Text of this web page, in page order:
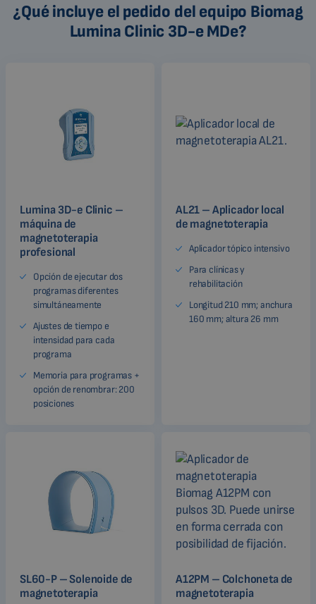
¿Qué incluye el pedido del equipo Biomag
Lumina Clinic 3D-e MDe?
Lumina 3D-e Clinic –
máquina de
magnetoterapia
profesional
Opción de ejecutar dos
programas diferentes
simultáneamente
Ajustes de tiempo e
intensidad para cada
programa
Memoria para programas +
opción de renombrar: 200
posiciones
AL21 – Aplicador local
de magnetoterapia
Aplicador tópico intensivo
Para clínicas y
rehabilitación
Longitud 210 mm; anchura
160 mm; altura 26 mm
SL60-P – Solenoide de
magnetoterapia
A12PM – Colchoneta de
magnetoterapia